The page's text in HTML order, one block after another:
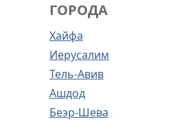
ГОРОДА
Хайфа
Иерусалим
Тель-Авив
Ашдод
Беэр-Шева